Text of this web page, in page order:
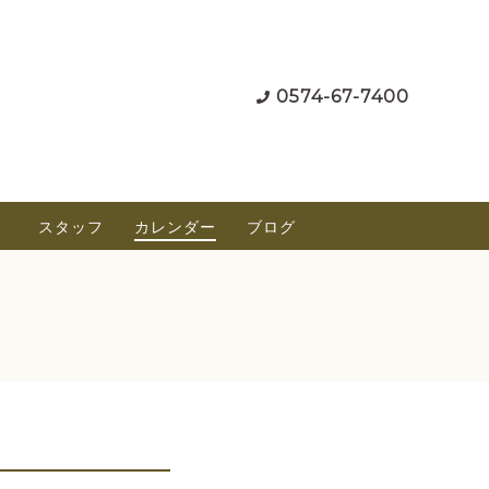
0574-67-7400
スタッフ カレンダー ブログ